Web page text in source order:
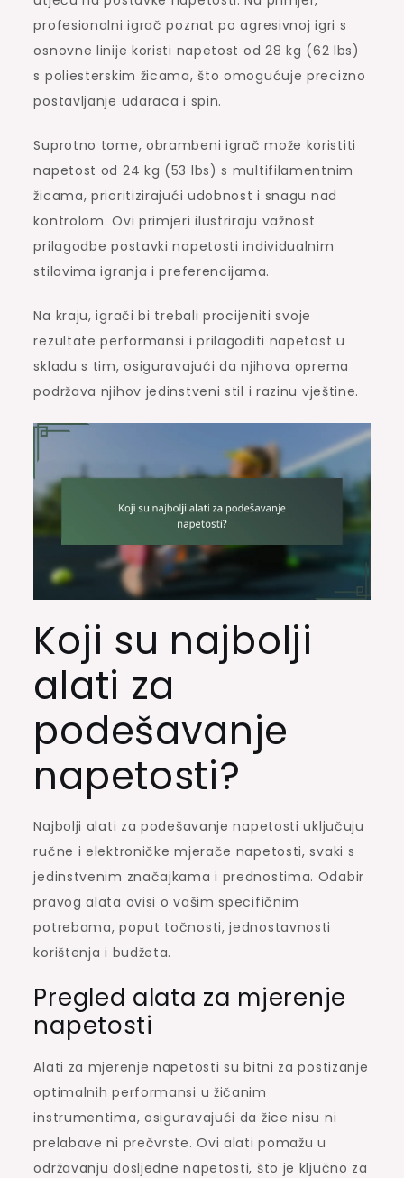
profesionalni igrač poznat po agresivnoj igri s
osnovne linije koristi napetost od 28 kg (62 lbs)
s poliesterskim žicama, što omogućuje precizno
postavljanje udaraca i spin.
Suprotno tome, obrambeni igrač može koristiti
napetost od 24 kg (53 lbs) s multifilamentnim
žicama, prioritizirajući udobnost i snagu nad
kontrolom. Ovi primjeri ilustriraju važnost
prilagodbe postavki napetosti individualnim
stilovima igranja i preferencijama.
Na kraju, igrači bi trebali procijeniti svoje
rezultate performansi i prilagoditi napetost u
skladu s tim, osiguravajući da njihova oprema
podržava njihov jedinstveni stil i razinu vještine.
Koji su najbolji
alati za
podešavanje
napetosti?
Najbolji alati za podešavanje napetosti uključuju
ručne i elektroničke mjerače napetosti, svaki s
jedinstvenim značajkama i prednostima. Odabir
pravog alata ovisi o vašim specifičnim
potrebama, poput točnosti, jednostavnosti
korištenja i budžeta.
Pregled alata za mjerenje
napetosti
Alati za mjerenje napetosti su bitni za postizanje
optimalnih performansi u žičanim
instrumentima, osiguravajući da žice nisu ni
prelabave ni prečvrste. Ovi alati pomažu u
održavanju dosljedne napetosti, što je ključno za